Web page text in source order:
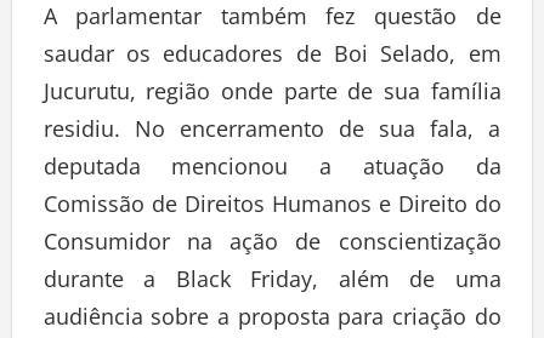
A parlamentar também fez questão de
saudar os educadores de Boi Selado, em
Jucurutu, região onde parte de sua família
residiu. No encerramento de sua fala, a
deputada mencionou a atuação da
Comissão de Direitos Humanos e Direito do
Consumidor na ação de conscientização
durante a Black Friday, além de uma
audiência sobre a proposta para criação do